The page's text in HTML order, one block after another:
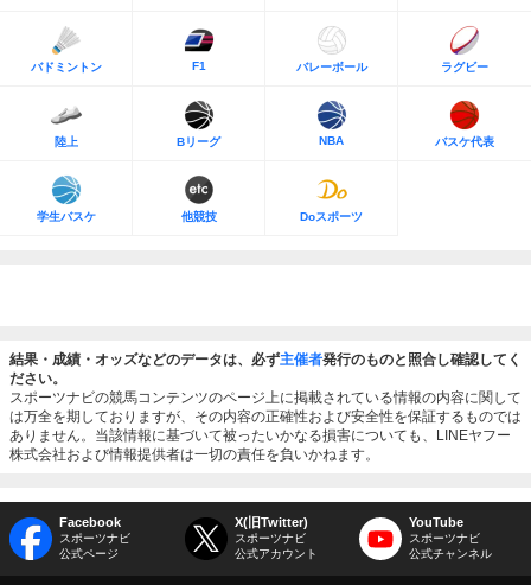
バドミントン F1 バレーボール ラグビー
陸上 Bリーグ NBA バスケ代表
学生バスケ 他競技 Doスポーツ
結果・成績・オッズなどのデータは、必ず主催者発行のものと照合し確認してく
ださい。
スポーツナビの競馬コンテンツのページ上に掲載されている情報の内容に関して
は万全を期しておりますが、その内容の正確性および安全性を保証するものでは
ありません。当該情報に基づいて被ったいかなる損害についても、LINEヤフー
株式会社および情報提供者は一切の責任を負いかねます。
Facebook
スポーツナビ
公式ページ
X(旧Twitter)
スポーツナビ
公式アカウント
YouTube
スポーツナビ
公式チャンネル